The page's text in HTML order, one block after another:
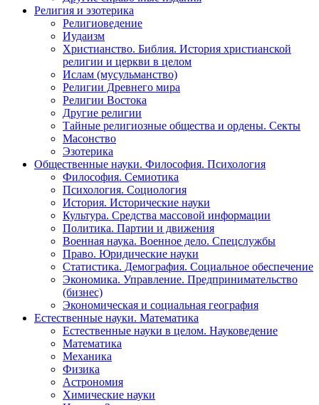
Религия и эзотерика
Религиоведение
Иудаизм
Христианство. Библия. История христианской
религии и церкви в целом
Ислам (мусульманство)
Религии Древнего мира
Религии Востока
Другие религии
Тайные религиозные общества и ордены. Секты
Масонство
Эзотерика
Общественные науки. Философия. Психология
Философия. Семиотика
Психология. Социология
История. Исторические науки
Культура. Средства массовой информации
Политика. Партии и движения
Военная наука. Военное дело. Спецслужбы
Право. Юридические науки
Статистика. Демография. Социальное обеспечение
Экономика. Управление. Предпринимательство
(бизнес)
Экономическая и социальная география
Естественные науки. Математика
Естественные науки в целом. Науковедение
Математика
Механика
Физика
Астрономия
Химические науки